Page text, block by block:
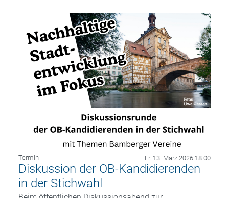
Termin Fr. 13. März 2026 18:00
Diskussion der OB-Kandidierenden
in der Stichwahl